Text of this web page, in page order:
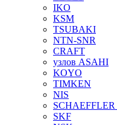
IKO
KSM
TSUBAKI
NTN-SNR
CRAFT
узлов ASAHI
KOYO
TIMKEN
NIS
SKF